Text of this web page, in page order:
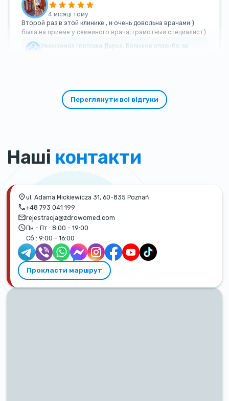
4 місяці тому
Второй раз в этой клинике , и очень довольна врачами )
была на приеме у семейного врача, грамотный специалист)
Уважаемая госпожа Дарья, Большое спасибо за
Переглянути всі відгуки
Наші контакти
ul. Adama Mickiewicza 31, 60-835 Poznań
+48 793 041 199
rejestracja@zdrowomed.com
Пн - Пт : 8:00 - 19:00
Сб : 9:00 - 16:00
Прокласти маршрут